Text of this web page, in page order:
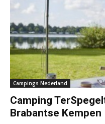
Campings Nederland
Camping
Brabantse Kempen